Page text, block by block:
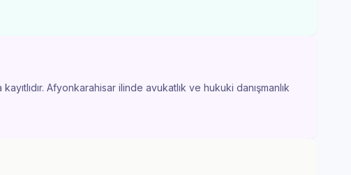
Afyonkarahisar ilinde avukatlık ve hukuki danışmanlık